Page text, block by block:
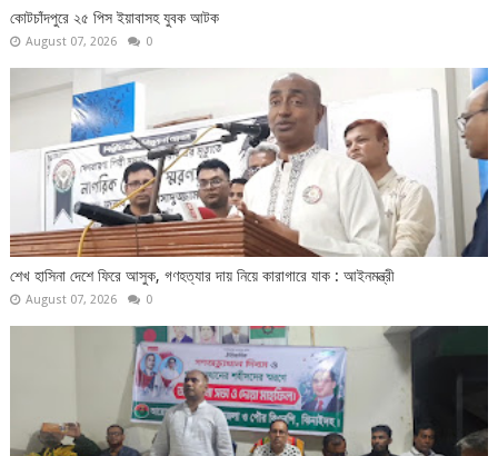
কোটচাঁদপুরে ২৫ পিস ইয়াবাসহ যুবক আটক
August 07, 2026 0
শেখ হাসিনা দেশে ফিরে আসুক, গণহত্যার দায় নিয়ে কারাগারে যাক : আইনমন্ত্রী
August 07, 2026 0